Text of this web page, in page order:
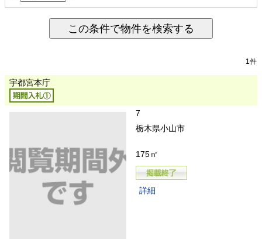
この条件で物件を検索する
1件
宇都宮本庁
7
栃木県小山市
175㎡
詳細